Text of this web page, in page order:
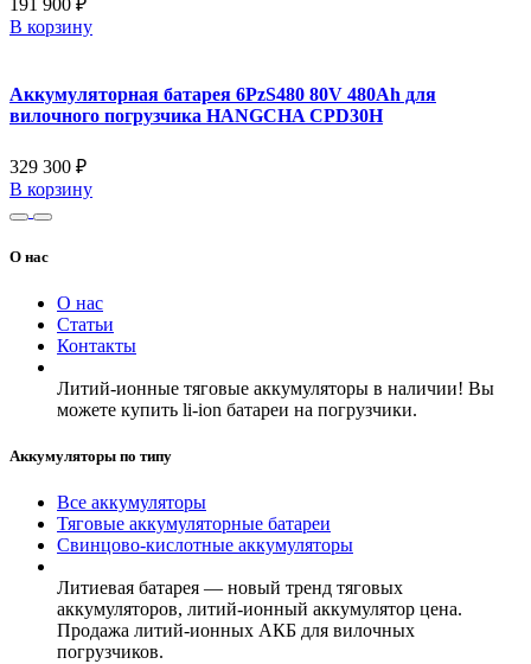
191 900 ₽
В корзину
Аккумуляторная батарея 6PzS480 80V 480Ah для
вилочного погрузчика HANGCHA CPD30H
329 300 ₽
В корзину
О нас
О нас
Статьи
Контакты
Литий-ионные тяговые аккумуляторы в наличии! Вы
можете купить li-ion батареи на погрузчики.
Аккумуляторы по типу
Все аккумуляторы
Тяговые аккумуляторные батареи
Свинцово-кислотные аккумуляторы
Литиевая батарея — новый тренд тяговых
аккумуляторов, литий-ионный аккумулятор цена.
Продажа литий-ионных АКБ для вилочных
погрузчиков.